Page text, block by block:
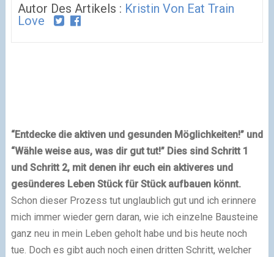
Autor Des Artikels : Kristin Von Eat Train
Love
“Entdecke die aktiven und gesunden Möglichkeiten!” und
“Wähle weise aus, was dir gut tut!” Dies sind Schritt 1
und Schritt 2, mit denen ihr euch ein aktiveres und
gesünderes Leben Stück für Stück aufbauen könnt.
Schon dieser Prozess tut unglaublich gut und ich erinnere
mich immer wieder gern daran, wie ich einzelne Bausteine
ganz neu in mein Leben geholt habe und bis heute noch
tue. Doch es gibt auch noch einen dritten Schritt, welcher